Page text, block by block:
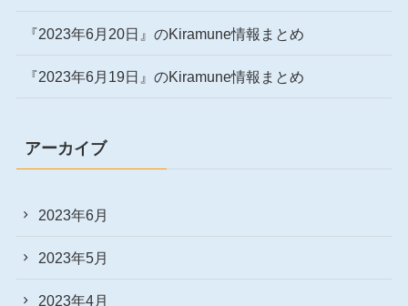
『2023年6月20日』のKiramune情報まとめ
『2023年6月19日』のKiramune情報まとめ
アーカイブ
2023年6月
2023年5月
2023年4月